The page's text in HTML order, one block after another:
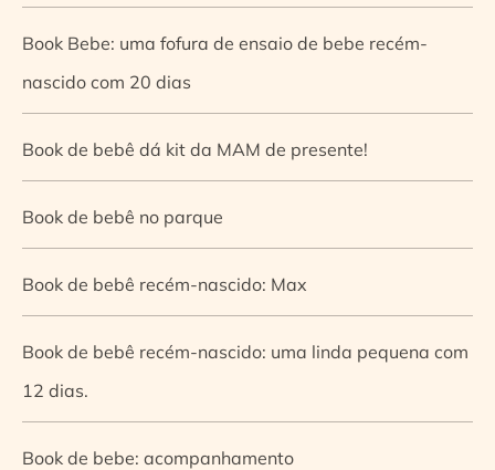
Book Bebe: uma fofura de ensaio de bebe recém-
nascido com 20 dias
Book de bebê dá kit da MAM de presente!
Book de bebê no parque
Book de bebê recém-nascido: Max
Book de bebê recém-nascido: uma linda pequena com
12 dias.
Book de bebe: acompanhamento